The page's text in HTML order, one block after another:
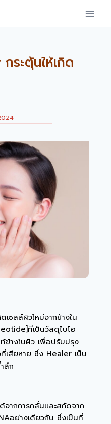
ระตุ้นให้เกิด
เซลล์ผิวใหม่จากข้างใน
ที่เป็นวัสดุไบโอ
ข้างในผิว เพื่อปรับปรุง
เสียหาย ซึ่ง Healer เป็น
ลึก
ากการกลั่นและสกัดจาก
อย่างเดียวกัน ซึ่งเป็นที่